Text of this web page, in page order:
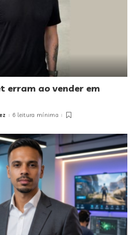
erram ao vender em
6 leitura mínima